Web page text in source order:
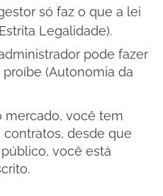
só faz o que a lei
Legalidade).
pode fazer
(Autonomia da
mercado, você tem
contratos, desde que
você está